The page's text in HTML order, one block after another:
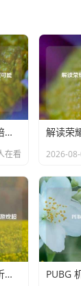
静却暗藏危机的
家来说，鲨鱼
更是一种策略
所处的水域环
一种天然的屏
陆地上对敌人
的威慑力，在
鱼在水里待着
以自己独特的
为了游戏中不
的战斗时刻，
为这个虚拟的
开启财富新篇，Steam培训加盟的无限可能
在看 2026-
CF幸运星2019活动，5折优惠来袭，畅享游戏超值体验